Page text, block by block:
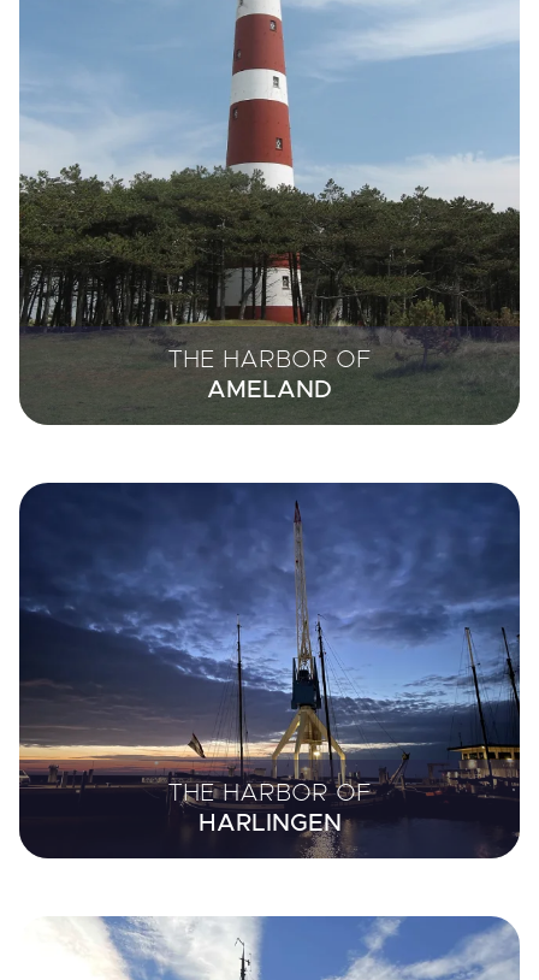
THE HARBOR OF
AMELAND
THE HARBOR OF
HARLINGEN